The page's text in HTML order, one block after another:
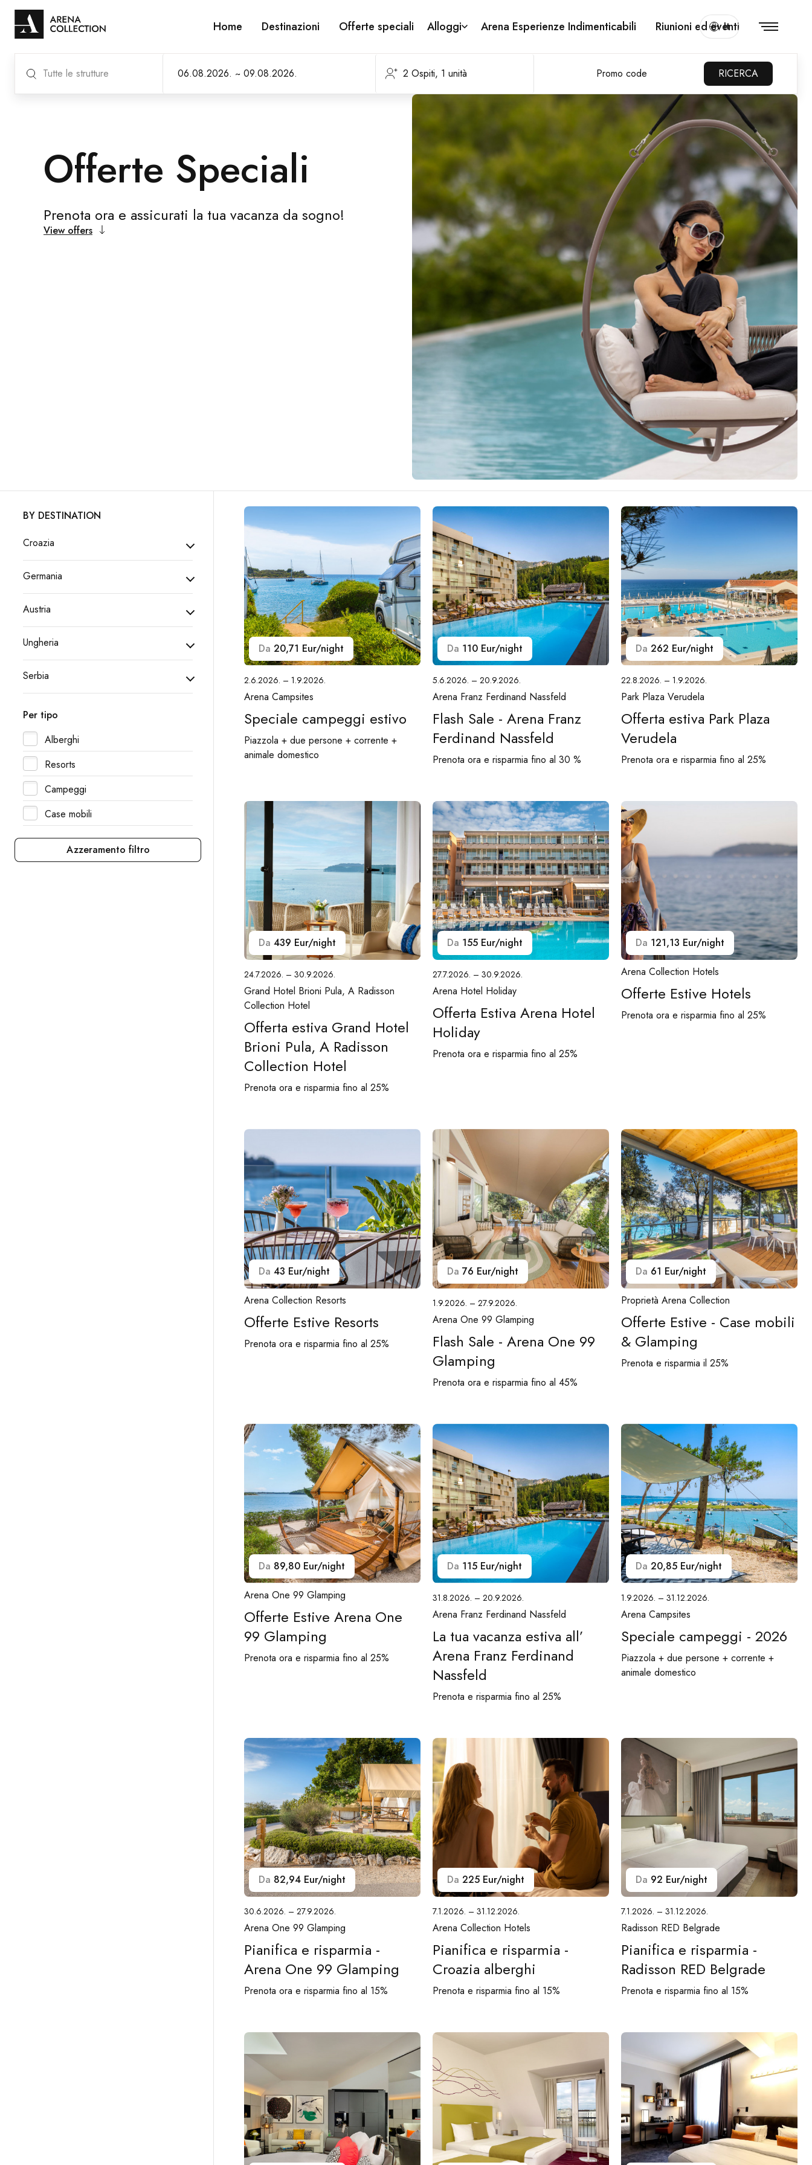
Home Destinazioni Offerte speciali Alloggi Arena Esperienze Indimenticabili Riunioni ed eventi
It
Tutte le strutture Promo code RICERCA
Offerte Speciali
Prenota ora e assicurati la tua vacanza da sogno!
View offers
BY DESTINATION
Croazia
Germania
Austria
Ungheria
Serbia
Per tipo
Alberghi
Resorts
Campeggi
Case mobili
Azzeramento filtro
Da 20,71 Eur/night
2.6.2026. – 1.9.2026.
Arena Campsites
Speciale campeggi estivo
Piazzola + due persone + corrente +
animale domestico
Da 110 Eur/night
5.6.2026. – 20.9.2026.
Arena Franz Ferdinand Nassfeld
Flash Sale - Arena Franz
Ferdinand Nassfeld
Prenota ora e risparmia fino al 30 %
Da 262 Eur/night
22.8.2026. – 1.9.2026.
Park Plaza Verudela
Offerta estiva Park Plaza
Verudela
Prenota ora e risparmia fino al 25%
Da 439 Eur/night
24.7.2026. – 30.9.2026.
Grand Hotel Brioni Pula, A Radisson
Collection Hotel
Offerta estiva Grand Hotel
Brioni Pula, A Radisson
Collection Hotel
Prenota ora e risparmia fino al 25%
Da 155 Eur/night
27.7.2026. – 30.9.2026.
Arena Hotel Holiday
Offerta Estiva Arena Hotel
Holiday
Prenota ora e risparmia fino al 25%
Da 121,13 Eur/night
Arena Collection Hotels
Offerte Estive Hotels
Prenota ora e risparmia fino al 25%
Da 43 Eur/night
Arena Collection Resorts
Offerte Estive Resorts
Prenota ora e risparmia fino al 25%
Da 76 Eur/night
1.9.2026. – 27.9.2026.
Arena One 99 Glamping
Flash Sale - Arena One 99
Glamping
Prenota ora e risparmia fino al 45%
Da 61 Eur/night
Proprietà Arena Collection
Offerte Estive - Case mobili
& Glamping
Prenota e risparmia il 25%
Da 89,80 Eur/night
Arena One 99 Glamping
Offerte Estive Arena One
99 Glamping
Prenota ora e risparmia fino al 25%
Da 115 Eur/night
31.8.2026. – 20.9.2026.
Arena Franz Ferdinand Nassfeld
La tua vacanza estiva all’
Arena Franz Ferdinand
Nassfeld
Prenota e risparmia fino al 25%
Da 20,85 Eur/night
1.9.2026. – 31.12.2026.
Arena Campsites
Speciale campeggi - 2026
Piazzola + due persone + corrente +
animale domestico
Da 82,94 Eur/night
30.6.2026. – 27.9.2026.
Arena One 99 Glamping
Pianifica e risparmia -
Arena One 99 Glamping
Prenota ora e risparmia fino al 15%
Da 225 Eur/night
7.1.2026. – 31.12.2026.
Arena Collection Hotels
Pianifica e risparmia -
Croazia alberghi
Prenota e risparmia fino al 15%
Da 92 Eur/night
7.1.2026. – 31.12.2026.
Radisson RED Belgrade
Pianifica e risparmia -
Radisson RED Belgrade
Prenota e risparmia fino al 15%